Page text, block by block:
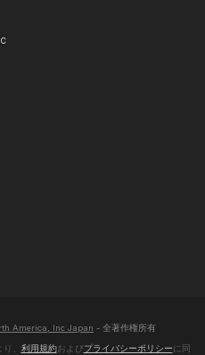
America, Inc Japan - 全著作権所有
、 利用規約およびプライバシーポリシーに同